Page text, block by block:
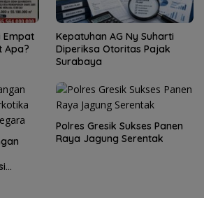
Empat
Apa?
Kepatuhan AG Ny Suharti
Diperiksa Otoritas Pajak
Surabaya
Polres Gresik Sukses Panen
Raya Jagung Serentak